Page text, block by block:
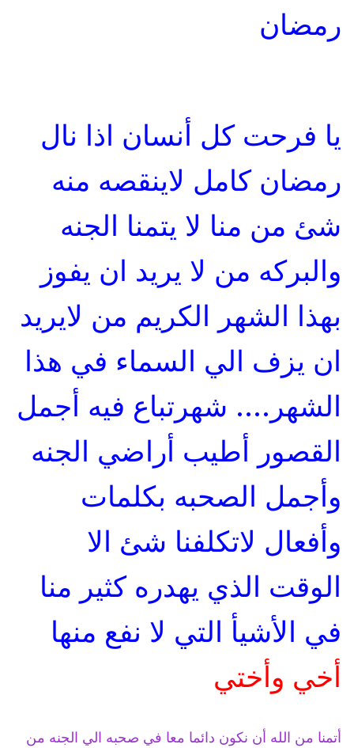
رمضان
يا فرحت كل أنسان اذا نال
رمضان كامل لاينقصه منه
شئ من منا لا يتمنا الجنه
والبركه من لا يريد ان يفوز
بهذا الشهر الكريم من لايريد
ان يزف الي السماء في هذا
الشهر.... شهرتباع فيه أجمل
القصور أطيب أراضي الجنه
وأجمل الصحبه بكلمات
وأفعال لاتكلفنا شئ الا
الوقت الذي يهدره كثير منا
في الأشيأ التي لا نفع منها
أخي وأختي
أتمنا من الله أن نكون دائما معا في صحبه الي الجنه من